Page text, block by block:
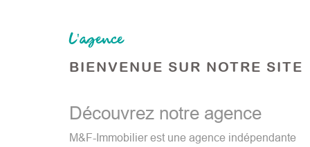
L'agence
BIENVENUE SUR NOTRE SITE
Découvrez notre agence
M&F-Immobilier est une agence indépendante